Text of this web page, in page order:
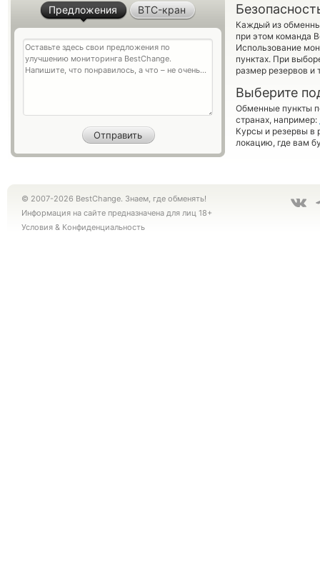
Каждый из
при этом команда
Использование
пунктах. При
размер резервов и
Выберите
Обменные пункты
странах, например:
Курсы и резервы в
локацию, где вам
Предложения BTC-кран
© 2007-2026 BestChange. Знаем, где обменять!
Информация на сайте предназначена для лиц 18+
Условия & Конфиденциальность